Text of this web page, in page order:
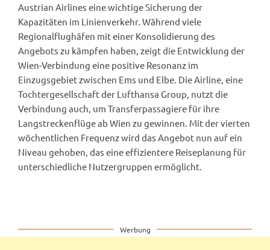
Austrian Airlines eine wichtige Sicherung der
Kapazitäten im Linienverkehr. Während viele
Regionalflughäfen mit einer Konsolidierung des
Angebots zu kämpfen haben, zeigt die Entwicklung der
Wien-Verbindung eine positive Resonanz im
Einzugsgebiet zwischen Ems und Elbe. Die Airline, eine
Tochtergesellschaft der Lufthansa Group, nutzt die
Verbindung auch, um Transferpassagiere für ihre
Langstreckenflüge ab Wien zu gewinnen. Mit der vierten
wöchentlichen Frequenz wird das Angebot nun auf ein
Niveau gehoben, das eine effizientere Reiseplanung für
unterschiedliche Nutzergruppen ermöglicht.
Werbung